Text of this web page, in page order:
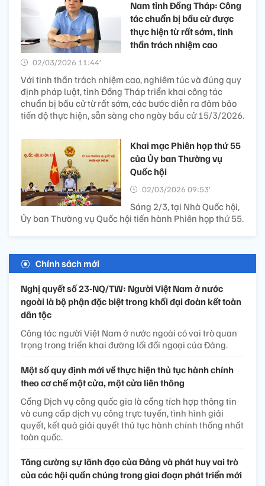
Nam tỉnh Đồng Tháp: Công
tác chuẩn bị bầu cử được
thực hiện từ rất sớm, tinh
thần trách nhiệm cao
02/03/2026 11:44’
Với tinh thần trách nhiệm cao, nghiêm túc và đúng quy
định pháp luật, tỉnh Đồng Tháp triển khai công tác
chuẩn bị bầu cử từ rất sớm, các bước diễn ra đảm bảo
tiến độ thực hiện, sẵn sàng cho ngày bầu cử 15/3/2026.
Khai mạc Phiên họp thứ 55
của Ủy ban Thường vụ
Quốc hội
02/03/2026 09:53’
Sáng 2/3, tại Nhà Quốc hội,
Ủy ban Thường vụ Quốc hội tiến hành Phiên họp thứ 55.
Chính sách mới
Nghị quyết số 23-NQ/TW: Người Việt Nam ở nước
ngoài là bộ phận đặc biệt trong khối đại đoàn kết toàn
dân tộc
Công tác người Việt Nam ở nước ngoài có vai trò quan
trọng trong triển khai đường lối đối ngoại của Đảng.
Một số quy định mới về thực hiện thủ tục hành chính
theo cơ chế một cửa, một cửa liên thông
Cổng Dịch vụ công quốc gia là cổng tích hợp thông tin
và cung cấp dịch vụ công trực tuyến, tình hình giải
quyết, kết quả giải quyết thủ tục hành chính thống nhất
toàn quốc.
Tăng cường sự lãnh đạo của Đảng và phát huy vai trò
của các hội quần chúng trong giai đoạn phát triển mới